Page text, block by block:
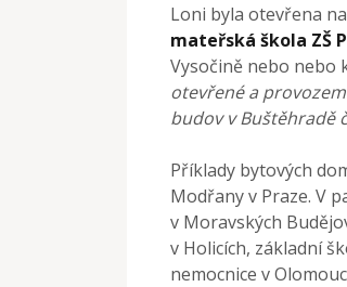
Loni byla otevřena
mateřská škola ZŠ
Vysočině nebo nebo
otevřené a
budov v Buštěhradě
Příklady bytových
Modřany v Praze. V
v Moravských
v Holicích, základní
nemocnice v